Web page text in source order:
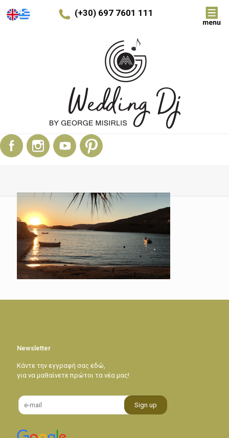
(+30) 697 7601 111
Newsletter
Κάντε την εγγραφή σας εδώ,
για να μαθαίνετε πρώτοι τα νέα μας!